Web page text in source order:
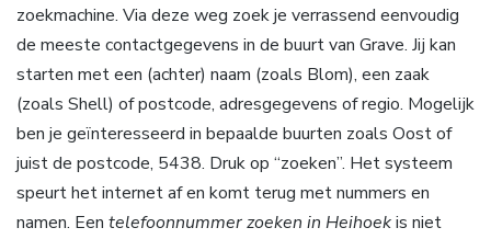
zoekmachine. Via deze weg zoek je verrassend eenvoudig
de meeste contactgegevens in de buurt van Grave. Jij kan
starten met een (achter) naam (zoals Blom), een zaak
(zoals Shell) of postcode, adresgegevens of regio. Mogelijk
ben je geïnteresseerd in bepaalde buurten zoals Oost of
juist de postcode, 5438. Druk op “zoeken”. Het systeem
speurt het internet af en komt terug met nummers en
namen. Een telefoonnummer zoeken in Heihoekis niet